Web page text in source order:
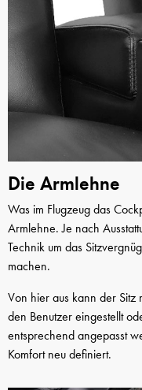
Die Armlehne
Was im Flugzeug das
Armlehne. Je nach
Technik um das
machen.
Von hier aus kann der Sitz
den Benutzer eingestellt
entsprechend angepasst
Komfort neu definiert.